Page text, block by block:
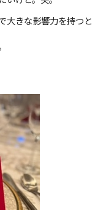
大きな影響力を持つと